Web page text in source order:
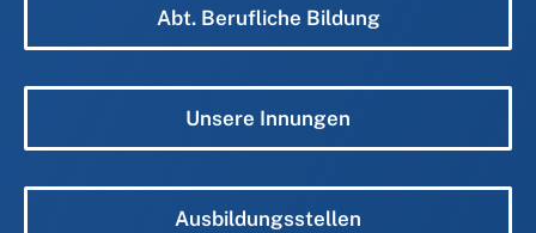
Abt. Berufliche Bildung
Unsere Innungen
Ausbildungsstellen